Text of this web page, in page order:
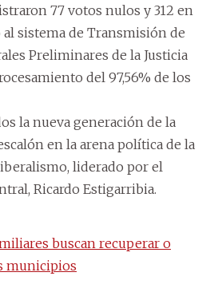
77 votos nulos y 312 en
al sistema de Transmisión de
Preliminares de la Justicia
del 97,56% de los
la nueva generación de la
en la arena política de la
liderado por el
Ricardo Estigarribia.
buscan recuperar o
municipios